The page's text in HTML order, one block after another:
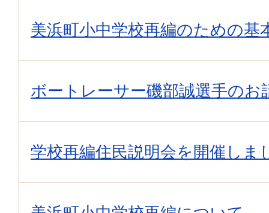
美浜町小中学校再編のための基
ボートレーサー磯部誠選手のお
学校再編住民説明会を開催しま